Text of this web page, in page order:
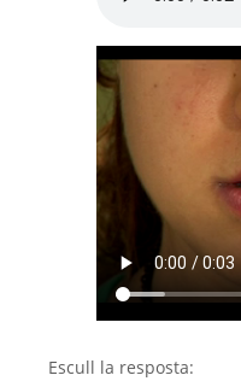
Escull la resposta: